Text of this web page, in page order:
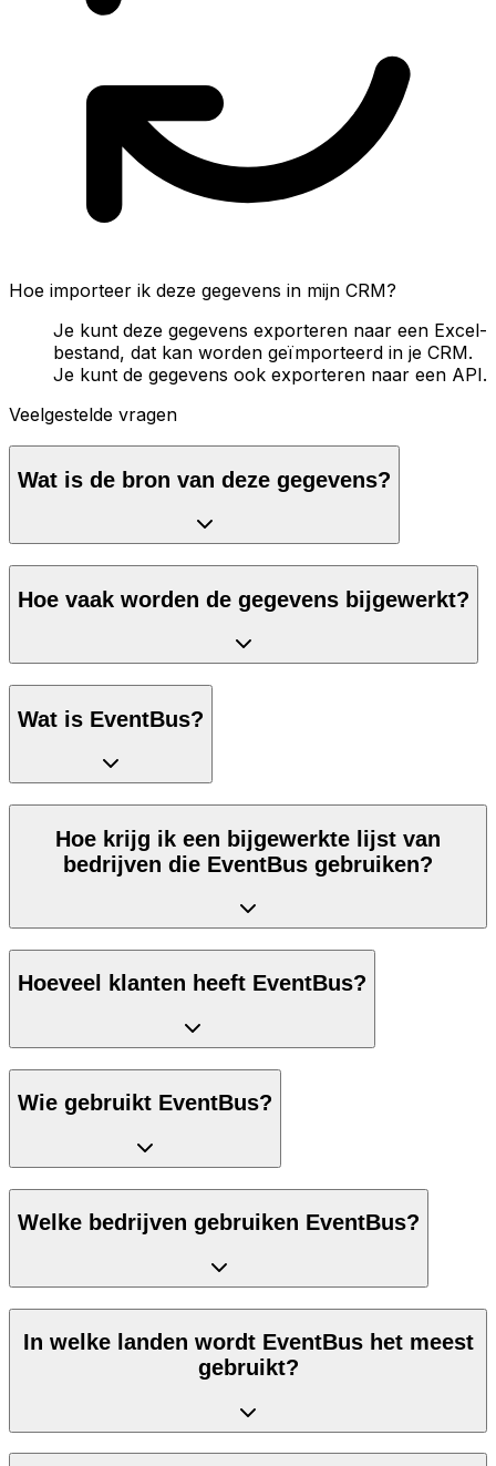
Hoe importeer ik deze gegevens in mijn CRM?
Je kunt deze gegevens exporteren naar een Excel-
bestand, dat kan worden geïmporteerd in je CRM.
Je kunt de gegevens ook exporteren naar een API.
Veelgestelde vragen
Wat is de bron van deze gegevens?
Hoe vaak worden de gegevens bijgewerkt?
Wat is EventBus?
Hoe krijg ik een bijgewerkte lijst van
bedrijven die EventBus gebruiken?
Hoeveel klanten heeft EventBus?
Wie gebruikt EventBus?
Welke bedrijven gebruiken EventBus?
In welke landen wordt EventBus het meest
gebruikt?